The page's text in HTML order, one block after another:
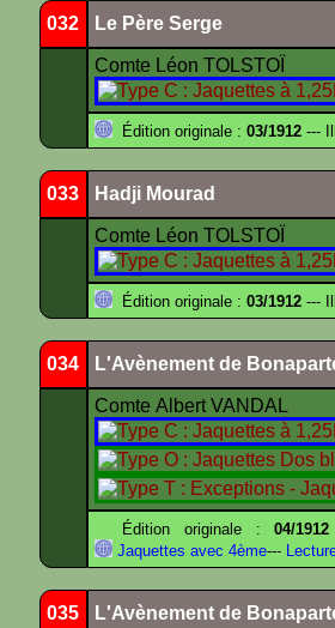
032 Le Père Serge
Comte Léon TOLSTOÏ
Édition originale : 03/1912 ---
033 Hadji Mourad
Comte Léon TOLSTOÏ
Édition originale : 03/1912 ---
034 L'Avènement de
Comte Albert VANDAL
Édition originale :04/1912
Jaquettes avec 4ème---
035 L'Avènement de